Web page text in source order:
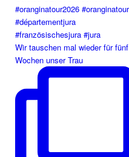
Wir tauschen mal wieder für fünf
Wochen unser Trau